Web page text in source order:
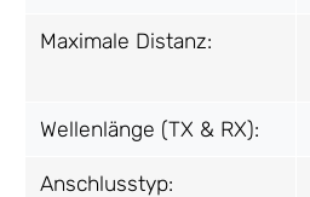
Maximale Distanz:
Wellenlänge (TX & RX):
Anschlusstyp: